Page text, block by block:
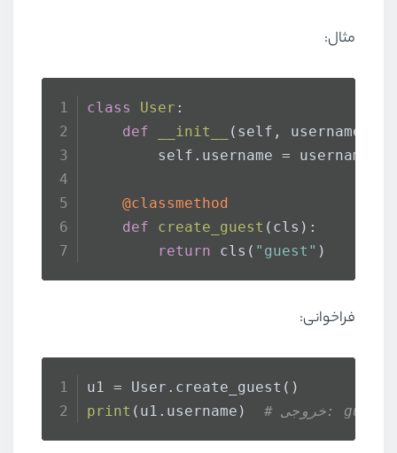
مثال:
class User :
def
__init__ ( self, username
        self.username = username
    @classmethod
def
create_guest ( cls ):
return cls( "guest" )
فراخوانی:
u1 = User.create_guest()
print (u1.username) # خروجی: guest